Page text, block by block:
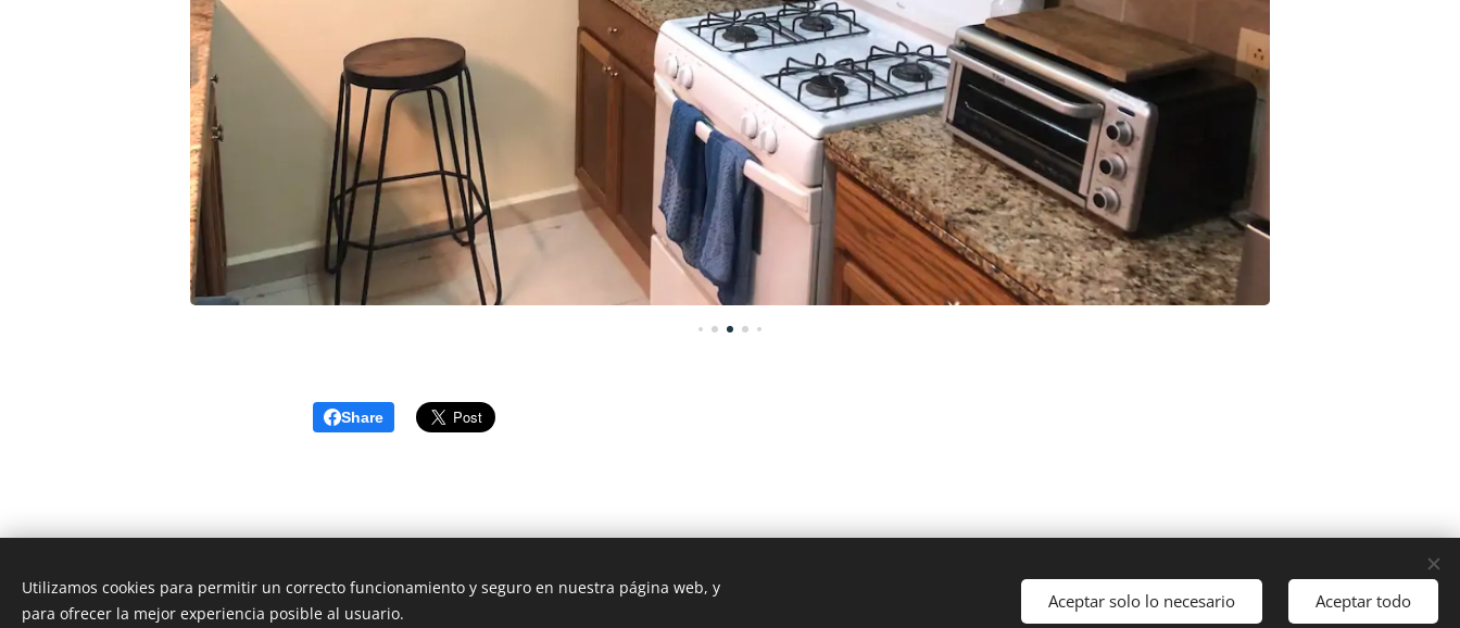
Share
© 2026 CEO Real Estate- Caribbean Cozumel Mexico
Utilizamos cookies para permitir un correcto funcionamiento y seguro en nuestra página web, y
para ofrecer la mejor experiencia posible al usuario.
Aceptar solo lo necesario Aceptar todo